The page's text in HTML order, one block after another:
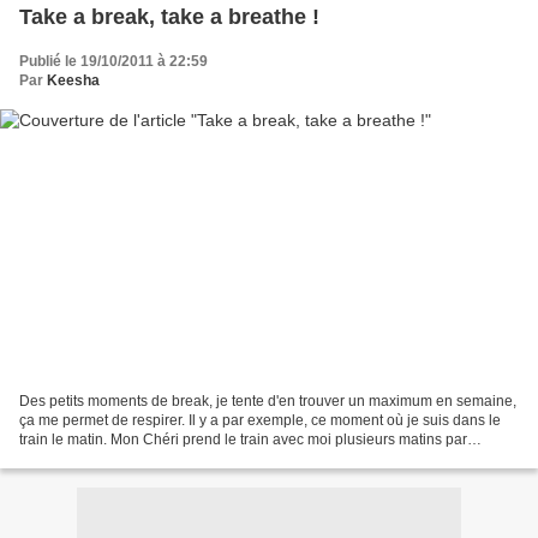
Take a break, take a breathe !
Publié le 19/10/2011 à 22:59
Par Keesha
Des petits moments de break, je tente d'en trouver un maximum en semaine,
ça me permet de respirer. Il y a par exemple, ce moment où je suis dans le
train le matin. Mon Chéri prend le train avec moi plusieurs matins par